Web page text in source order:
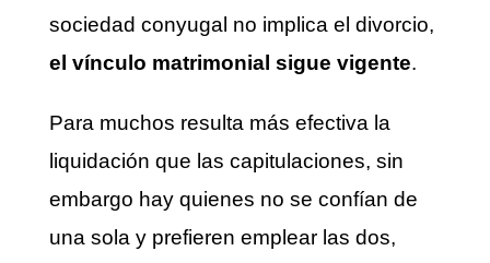
sociedad conyugal no implica el divorcio,
el vínculo matrimonial sigue vigente.
Para muchos resulta más efectiva la
liquidación que las capitulaciones, sin
embargo hay quienes no se confían de
una sola y prefieren emplear las dos,